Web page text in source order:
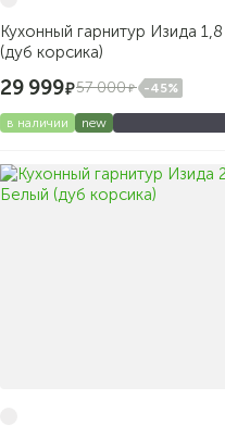
Кухонный гарнитур Изида
(дуб корсика)
29 999 57 000 -45%
в наличии new